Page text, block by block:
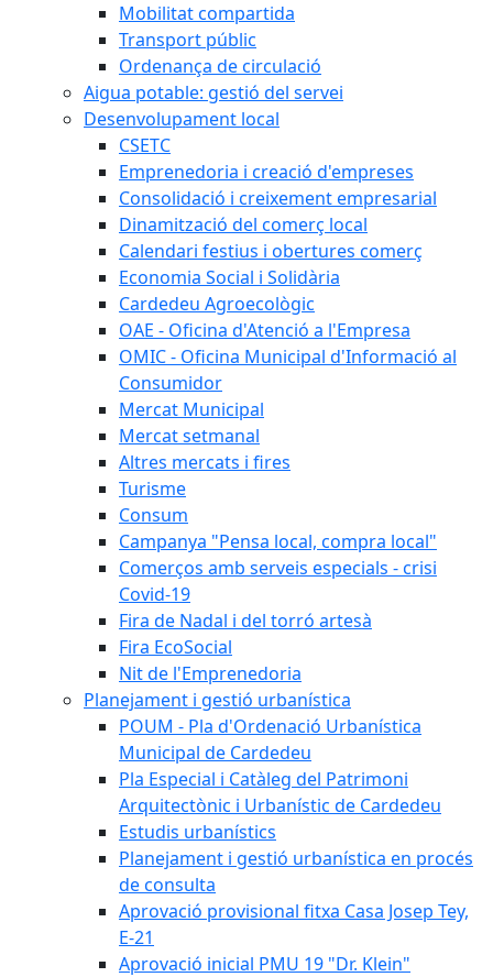
Mobilitat compartida
Transport públic
Ordenança de circulació
Aigua potable: gestió del servei
Desenvolupament local
CSETC
Emprenedoria i creació d'empreses
Consolidació i creixement empresarial
Dinamització del comerç local
Calendari festius i obertures comerç
Economia Social i Solidària
Cardedeu Agroecològic
OAE - Oficina d'Atenció a l'Empresa
OMIC - Oficina Municipal d'Informació al
Consumidor
Mercat Municipal
Mercat setmanal
Altres mercats i fires
Turisme
Consum
Campanya "Pensa local, compra local"
Comerços amb serveis especials - crisi
Covid-19
Fira de Nadal i del torró artesà
Fira EcoSocial
Nit de l'Emprenedoria
Planejament i gestió urbanística
POUM - Pla d'Ordenació Urbanística
Municipal de Cardedeu
Pla Especial i Catàleg del Patrimoni
Arquitectònic i Urbanístic de Cardedeu
Estudis urbanístics
Planejament i gestió urbanística en procés
de consulta
Aprovació provisional fitxa Casa Josep Tey,
E-21
Aprovació inicial PMU 19 "Dr. Klein"